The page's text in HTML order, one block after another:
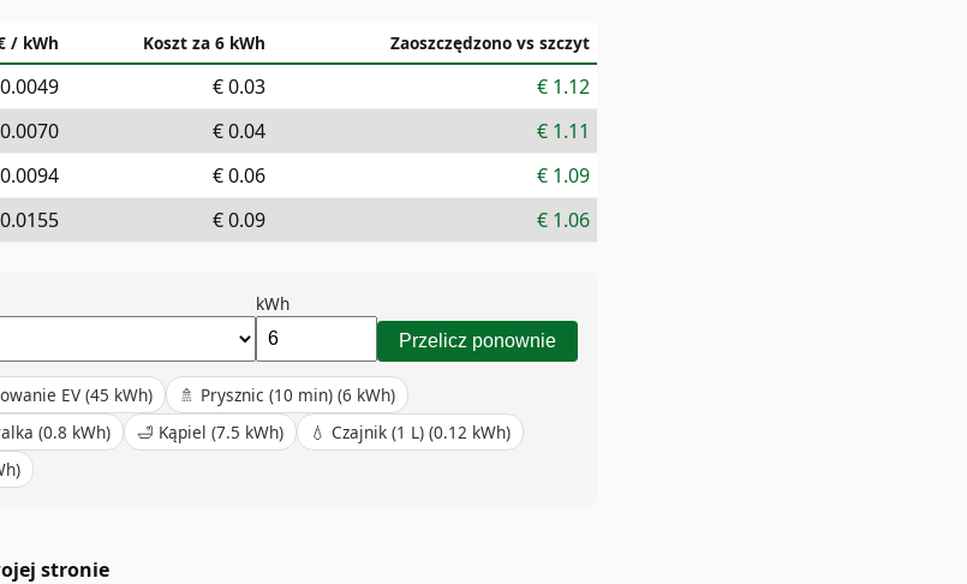
/ kWh Koszt za 6 kWh Zaoszczędzono vs szczyt
0.0049 €0.03 € 1.12
0.0070 €0.04 € 1.11
0.0094 €0.06 € 1.09
0.0155 €0.09 € 1.06
kWh
Przelicz ponownie
EV (45 kWh) 🚿 Prysznic (10 min) (6 kWh)
(0.8 kWh) 🛁 Kąpiel (7.5 kWh) 💧 Czajnik (1 L) (0.12 kWh)
stronie